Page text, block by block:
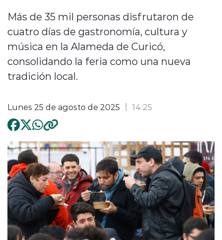
Más de 35 mil personas disfrutaron de
cuatro días de gastronomía, cultura y
música en la Alameda de Curicó,
consolidando la feria como una nueva
tradición local.
Lunes 25 de agosto de 2025 14:25